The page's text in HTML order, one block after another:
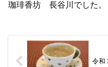
珈琲香坊 長谷川でした。
令和